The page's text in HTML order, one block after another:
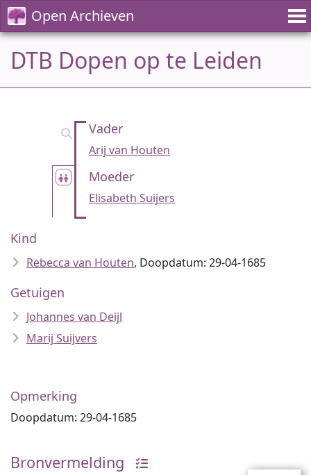
Open Archieven
DTB Dopen op te Leiden
Vader
Arij van Houten
Moeder
Elisabeth Suijers
Kind
Rebecca van Houten, Doopdatum: 29-04-1685
Getuigen
Johannes van Deijl
Marij Suijvers
Opmerking
Doopdatum: 29-04-1685
Bronvermelding